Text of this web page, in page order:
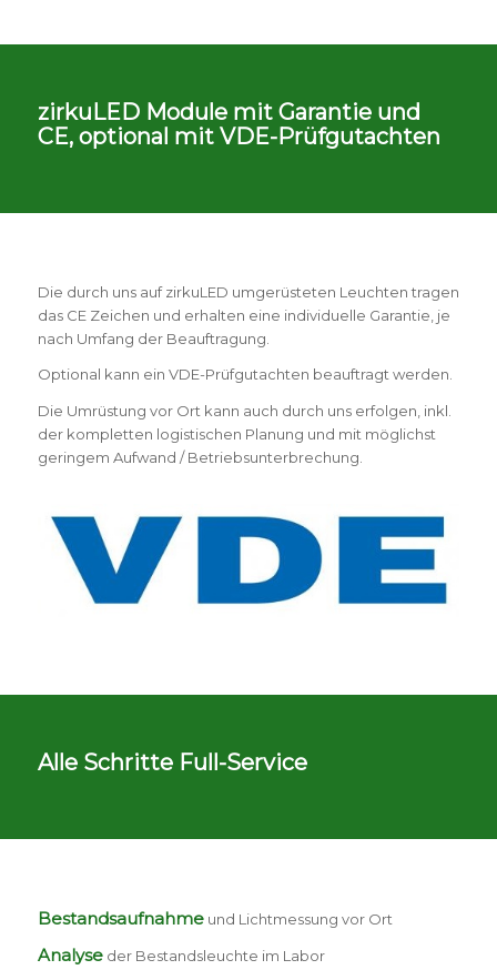
zirkuLED Module mit Garantie und
CE, optional mit VDE-Prüfgutachten
Die durch uns auf zirkuLED umgerüsteten Leuchten tragen
das CE Zeichen und erhalten eine individuelle Garantie, je
nach Umfang der Beauftragung.
Optional kann ein VDE-Prüfgutachten beauftragt werden.
Die Umrüstung vor Ort kann auch durch uns erfolgen, inkl.
der kompletten logistischen Planung und mit möglichst
geringem Aufwand / Betriebsunterbrechung.
Alle Schritte Full-Service
Bestandsaufnahmeund Lichtmessung vor Ort
Analyseder Bestandsleuchte im Labor